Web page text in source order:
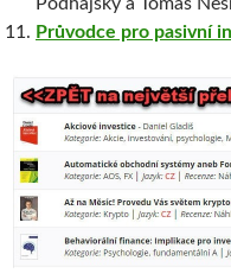
Průvodce pro pasivní